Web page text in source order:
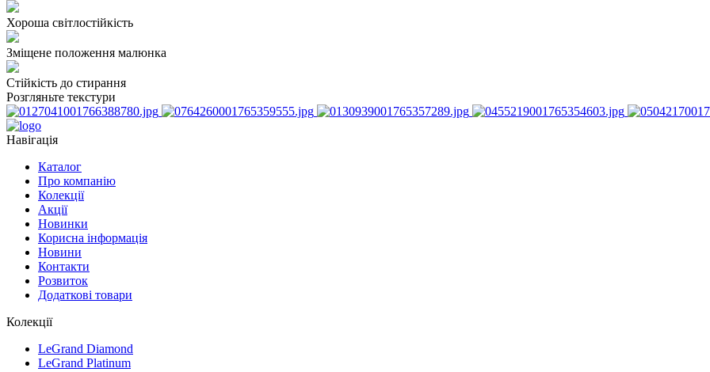
Хороша світлостійкість
Зміщене положення малюнка
Стійкість до стирання
Розгляньте текстури
Навігація
Каталог
Про компанію
Колекції
Акції
Новинки
Корисна інформація
Новини
Контакти
Розвиток
Додаткові товари
Колекції
LeGrand Diamond
LeGrand Platinum